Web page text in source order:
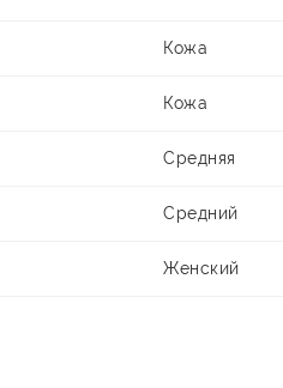
Кожа
Кожа
Средняя
Средний
Женский